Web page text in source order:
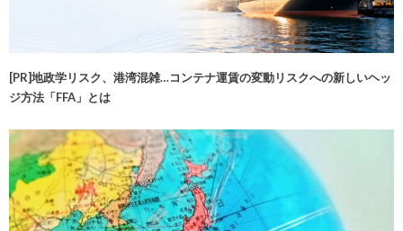
[PR]地政学リスク、港湾混雑…コンテナ運賃の変動リスクへの新しいヘッ
ジ方法「FFA」とは